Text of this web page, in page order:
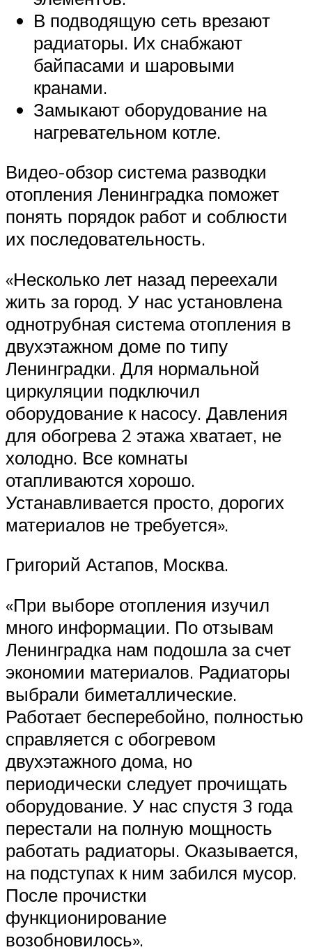
В подводящую сеть врезают
радиаторы. Их снабжают
байпасами и шаровыми
кранами.
Замыкают оборудование на
нагревательном котле.
Видео-обзор система разводки
отопления Ленинградка поможет
понять порядок работ и соблюсти
их последовательность.
«Несколько лет назад переехали
жить за город. У нас установлена
однотрубная система отопления в
двухэтажном доме по типу
Ленинградки. Для нормальной
циркуляции подключил
оборудование к насосу. Давления
для обогрева 2 этажа хватает, не
холодно. Все комнаты
отапливаются хорошо.
Устанавливается просто, дорогих
материалов не требуется».
Григорий Астапов, Москва.
«При выборе отопления изучил
много информации. По отзывам
Ленинградка нам подошла за счет
экономии материалов. Радиаторы
выбрали биметаллические.
Работает бесперебойно, полностью
справляется с обогревом
двухэтажного дома, но
периодически следует прочищать
оборудование. У нас спустя 3 года
перестали на полную мощность
работать радиаторы. Оказывается,
на подступах к ним забился мусор.
После прочистки
функционирование
возобновилось».